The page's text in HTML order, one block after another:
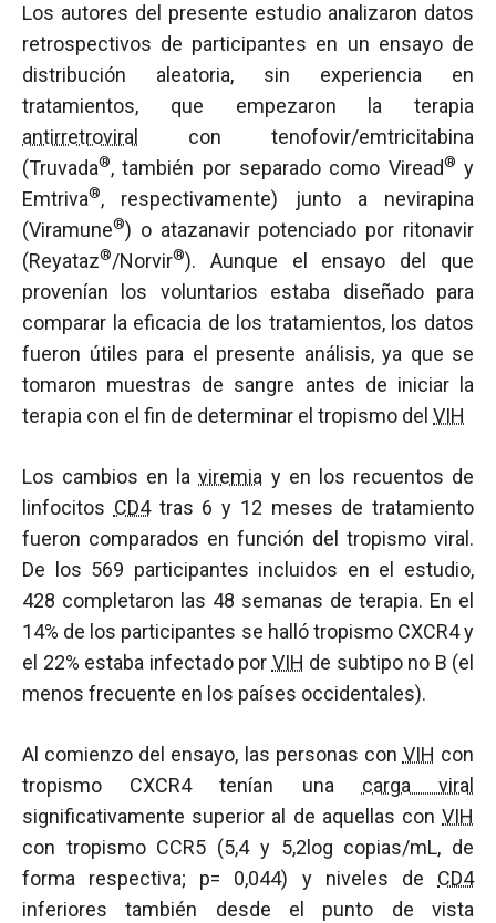
Los autores del presente estudio analizaron datos
retrospectivos de participantes en un ensayo de
distribución aleatoria, sin experiencia en
tratamientos, que empezaron la terapia
antirretroviral
con tenofovir/emtricitabina
(Truvada®, también por separado como Viread® y
Emtriva®, respectivamente) junto a nevirapina
(Viramune®) o atazanavir potenciado por ritonavir
(Reyataz®/Norvir®). Aunque el ensayo del que
provenían los voluntarios estaba diseñado para
comparar la eficacia de los tratamientos, los datos
fueron útiles para el presente análisis, ya que se
tomaron muestras de sangre antes de iniciar la
terapia con el fin de determinar el tropismo del VIH
Los cambios en laviremia y en los recuentos de
linfocitos CD4tras 6 y 12 meses de tratamiento
fueron comparados en función del tropismo viral.
De los 569 participantes incluidos en el estudio,
428 completaron las 48 semanas de terapia. En el
14% de los participantes se halló tropismo CXCR4 y
el 22% estaba infectado por VIH de subtipo no B (el
menos frecuente en los países occidentales).
Al comienzo del ensayo, las personas con VIH con
tropismo CXCR4 tenían una carga viral
significativamente superior al de aquellas con VIH
con tropismo CCR5 (5,4 y 5,2log copias/mL, de
forma respectiva; p= 0,044) y niveles de CD4
inferiores también desde el punto de vista